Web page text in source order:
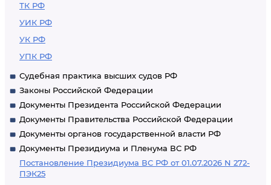
ТК РФ
УИК РФ
УК РФ
УПК РФ
Судебная практика высших судов РФ
Законы Российской Федерации
Документы Президента Российской Федерации
Документы Правительства Российской Федерации
Документы органов государственной власти РФ
Документы Президиума и Пленума ВС РФ
Постановление Президиума ВС РФ от 01.07.2026 N 272-
ПЭК25